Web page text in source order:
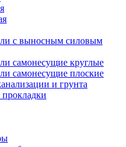
с выносным силовым
самонесущие круглые
самонесущие плоские
и грунта